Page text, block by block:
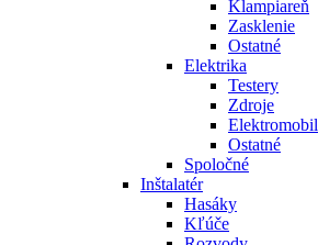
Klampiareň
Zasklenie
Ostatné
Elektrika
Testery
Zdroje
Elektromobil
Ostatné
Spoločné
Inštalatér
Hasáky
Kľúče